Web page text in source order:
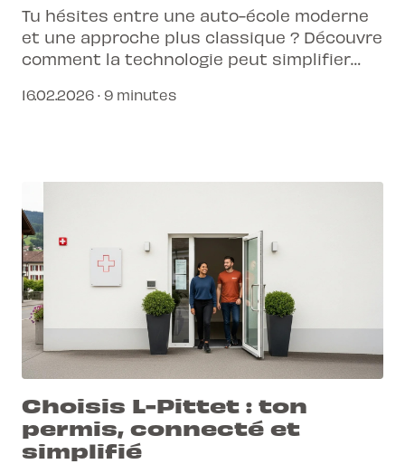
Tu hésites entre une auto-école moderne
et une approche plus classique ? Découvre
comment la technologie peut simplifier
16.02.2026 · 9 minutes
Choisis L-Pittet : ton
permis, connecté et
simplifié